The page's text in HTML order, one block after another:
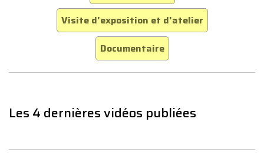
Visite d'exposition et d'atelier
Documentaire
Les 4 dernières vidéos publiées